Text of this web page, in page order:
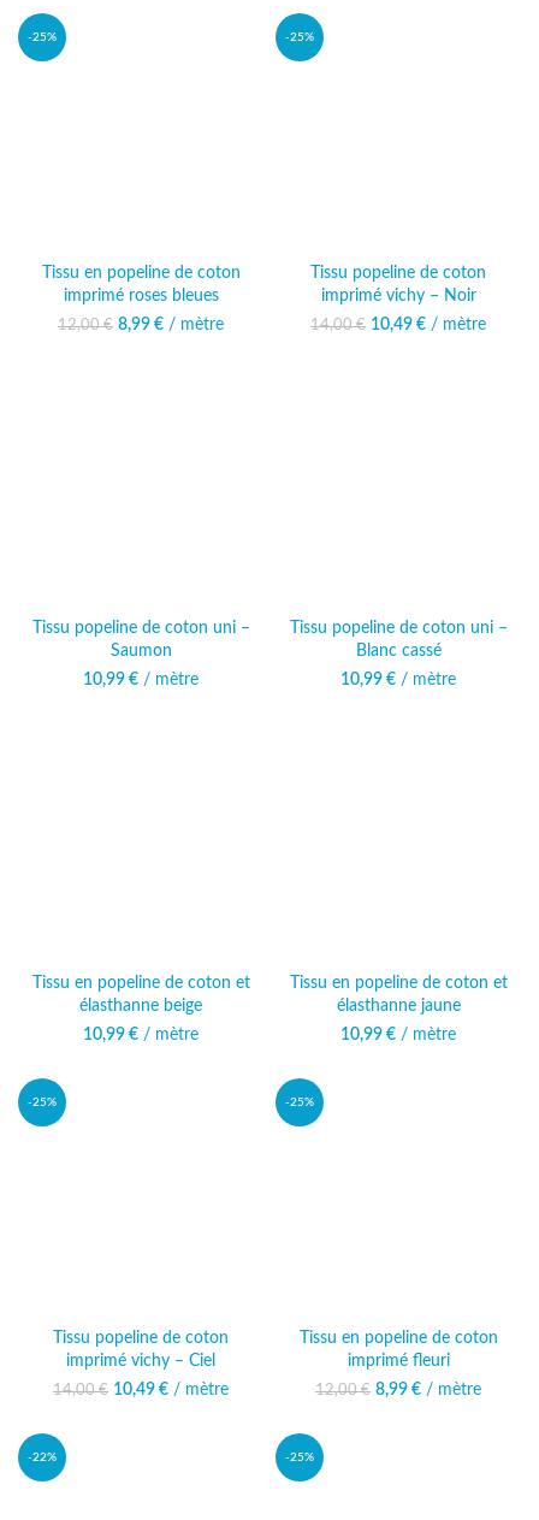
-25%
Tissu en popeline de coton
imprimé roses bleues
12,00€ Le prix initial était :
8,99 € Le prix actuel
/ mètre
-25%
Tissu popeline de coton
imprimé vichy – Noir
14,00€
Le prix initial était :
10,49 €
Le prix
/ mètre
Tissu popeline de coton uni –
Saumon
10,99 € / mètre
Tissu popeline de coton uni –
Blanc cassé
10,99 € / mètre
Tissu en popeline de coton et
élasthanne beige
10,99 € / mètre
Tissu en popeline de coton et
élasthanne jaune
10,99 € / mètre
-25%
Tissu popeline de coton
imprimé vichy – Ciel
14,00€
Le prix initial était :
10,49 €
Le prix
/ mètre
-25%
Tissu en popeline de coton
imprimé fleuri
12,00€ Le prix initial était :
8,99 € Le prix actuel
/ mètre
-22% -25%